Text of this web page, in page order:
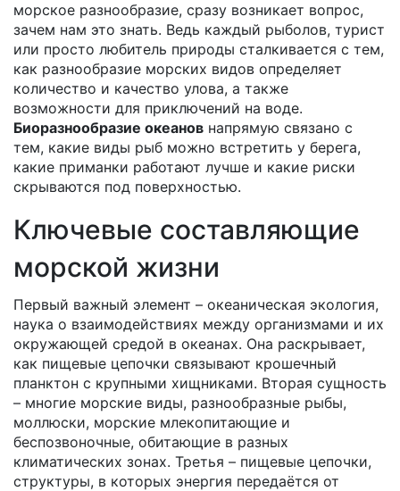
морское разнообразие, сразу возникает вопрос,
зачем нам это знать. Ведь каждый рыболов, турист
или просто любитель природы сталкивается с тем,
как разнообразие морских видов определяет
количество и качество улова, а также
возможности для приключений на воде.
Биоразнообразие океанов напрямую связано с
тем, какие виды рыб можно встретить у берега,
какие приманки работают лучше и какие риски
скрываются под поверхностью.
Ключевые составляющие
морской жизни
Первый важный элемент – океаническая экология,
наука о взаимодействиях между организмами и их
окружающей средой в океанах. Она раскрывает,
как пищевые цепочки связывают крошечный
планктон с крупными хищниками. Вторая сущность
– многие морские виды, разнообразные рыбы,
моллюски, морские млекопитающие и
беспозвоночные, обитающие в разных
климатических зонах. Третья – пищевые цепочки,
структуры, в которых энергия передаётся от